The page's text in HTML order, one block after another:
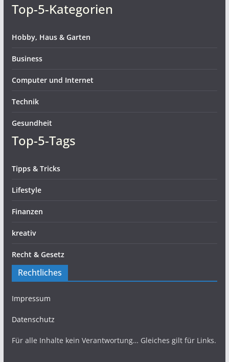
Top-5-Kategorien
Hobby, Haus & Garten
Business
Computer und Internet
Technik
Gesundheit
Top-5-Tags
Tipps & Tricks
Lifestyle
Finanzen
kreativ
Recht & Gesetz
Rechtliches
Impressum
Datenschutz
Für alle Inhalte kein Verantwortung… Gleiches gilt für Links.